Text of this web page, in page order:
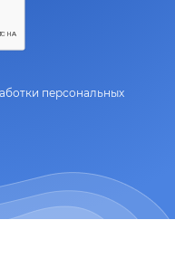
персональных